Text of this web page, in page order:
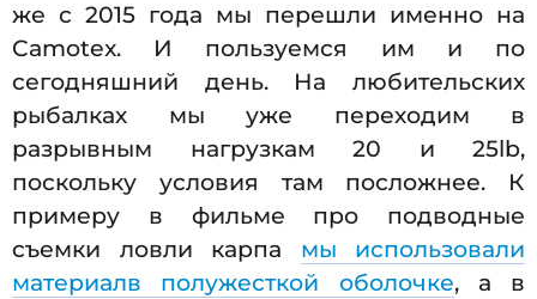
же с 2015 года мы перешли именно на
Camotex. И пользуемся им и по
сегодняшний день. На любительских
рыбалках мы уже переходим в
разрывным нагрузкам 20 и 25lb,
поскольку условия там посложнее. К
примеру в фильме про подводные
съемки ловли карпа мы использовали
материалв полужесткой оболочке, а в